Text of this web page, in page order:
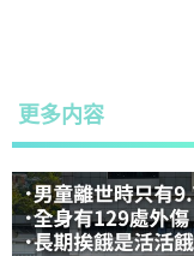
更多内容